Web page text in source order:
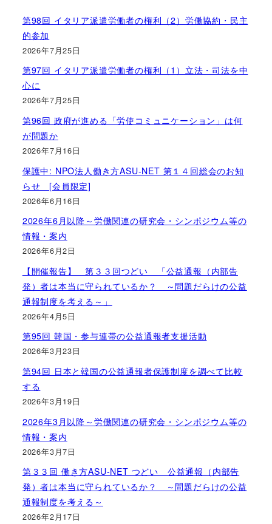
第98回 イタリア派遣労働者の権利（2）労働協約・民主
的参加
2026年7月25日
第97回 イタリア派遣労働者の権利（1）立法・司法を中
心に
2026年7月25日
第96回 政府が進める「労使コミュニケーション」は何
が問題か
2026年7月16日
保護中: NPO法人働き方ASU-NET 第１４回総会のお知
らせ [会員限定]
2026年6月16日
2026年6月以降～労働関連の研究会・シンポジウム等の
情報・案内
2026年6月2日
【開催報告】 第３３回つどい 「公益通報（内部告
発）者は本当に守られているか？ ～問題だらけの公益
通報制度を考える～」
2026年4月5日
第95回 韓国・参与連帯の公益通報者支援活動
2026年3月23日
第94回 日本と韓国の公益通報者保護制度を調べて比較
する
2026年3月19日
2026年3月以降～労働関連の研究会・シンポジウム等の
情報・案内
2026年3月7日
第３３回 働き方ASU-NET つどい 公益通報（内部告
発）者は本当に守られているか？ ～問題だらけの公益
通報制度を考える～
2026年2月17日